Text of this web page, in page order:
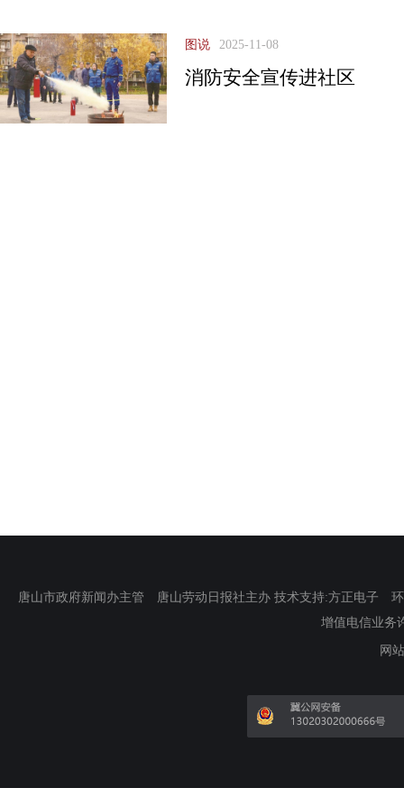
图说 2025-11-08
消防安全宣传进社区
唐山市政府新闻办主管 唐山劳动日报社主办 技术支持:方正电子
增值电信业务
网